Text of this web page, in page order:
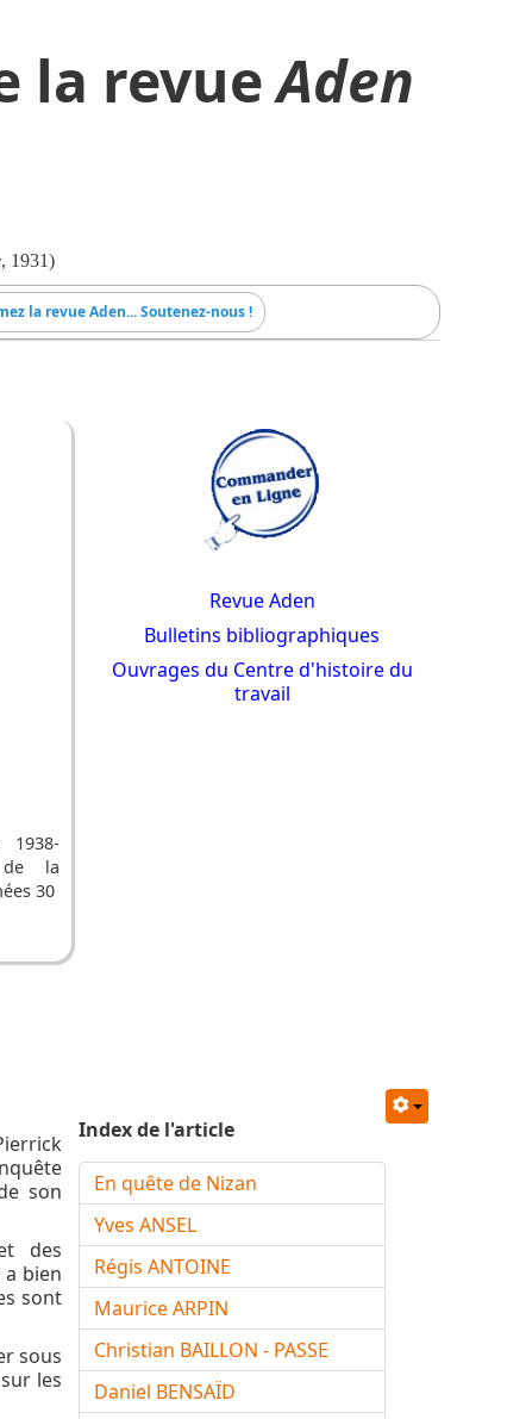
la revueAden
, 1931)
la revue Aden... Soutenez-nous !
de la
30
Revue Aden
Bulletins bibliographiques
Ouvrages du Centre d'histoire du
travail
Index de l'article
En quête de Nizan
Yves ANSEL
Régis ANTOINE
Maurice ARPIN
Christian BAILLON - PASSE
Daniel BENSAÏD
son
des
bien
sont
sous
les